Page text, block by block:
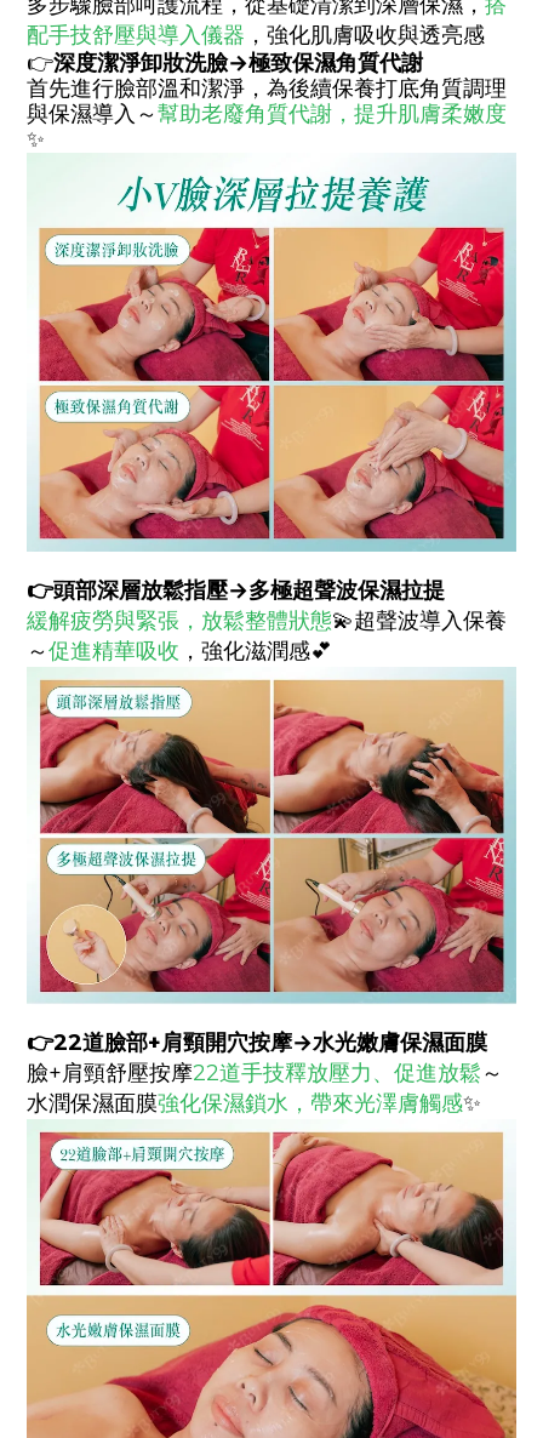
配手技舒壓與導入儀器 ，強化肌膚吸收與透亮感
👉深度潔淨卸妝洗臉→極致保濕角質代謝
首先進行臉部溫和潔淨，為後續保養打底角質調理
與保濕導入～幫助老廢角質代謝，提升肌膚柔嫩度
✨
👉頭部深層放鬆指壓→多極超聲波保濕拉提
緩解疲勞與緊張，放鬆整體狀態💫超聲波導入保養
～促進精華吸收 ，強化滋潤感💕
👉22道臉部+肩頸開穴按摩→水光嫩膚保濕面膜
臉+肩頸舒壓按摩22道手技釋放壓力、促進放鬆～
水潤保濕面膜強化保濕鎖水，帶來光澤膚觸感✨